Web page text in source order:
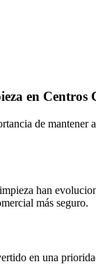
en Centros
de mantener
han
más seguro.
en una